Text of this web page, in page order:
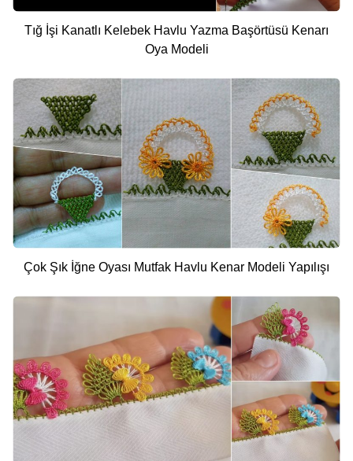
Tığ İşi Kanatlı Kelebek Havlu Yazma Başörtüsü Kenarı
Oya Modeli
Çok Şık İğne Oyası Mutfak Havlu Kenar Modeli Yapılışı